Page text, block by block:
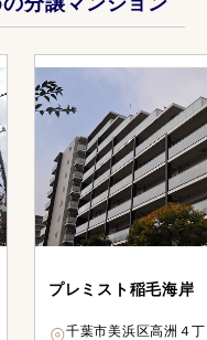
プレミスト稲毛海岸
千葉市美浜区高洲４